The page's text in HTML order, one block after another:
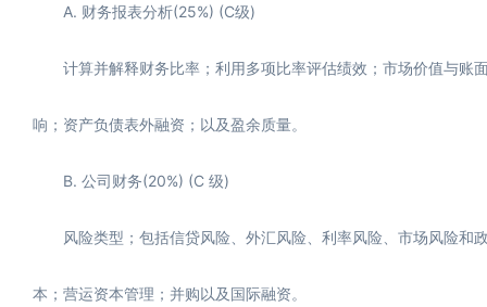
A. 财务报表分析(25%) (C级)
计算并解释财务比率；利用多项比率评估绩效；市场价值与账
响；资产负债表外融资；以及盈余质量。
B. 公司财务(20%) (C 级)
风险类型；包括信贷风险、外汇风险、利率风险、市场风险和
本；营运资本管理；并购以及国际融资。